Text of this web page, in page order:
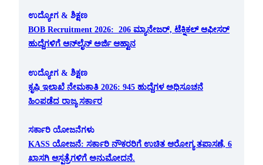
ಉದ್ಯೋಗ & ಶಿಕ್ಷಣ
BOB Recruitment 2026: 206 ಮ್ಯಾನೇಜರ್, ಟೆಕ್ನಿಕಲ್ ಆಫೀಸರ್
ಹುದ್ದೆಗಳಿಗೆ ಆನ್‌ಲೈನ್ ಅರ್ಜಿ ಆಹ್ವಾನ
ಉದ್ಯೋಗ & ಶಿಕ್ಷಣ
ಕೃಷಿ ಇಲಾಖೆ ನೇಮಕಾತಿ 2026: 945 ಹುದ್ದೆಗಳ ಅಧಿಸೂಚನೆ
ಹಿಂಪಡೆದ ರಾಜ್ಯ ಸರ್ಕಾರ
ಸರ್ಕಾರಿ ಯೋಜನೆಗಳು
KASS ಯೋಜನೆ: ಸರ್ಕಾರಿ ನೌಕರರಿಗೆ ಉಚಿತ ಆರೋಗ್ಯ ತಪಾಸಣೆ, 6
ಖಾಸಗಿ ಆಸ್ಪತ್ರೆಗಳಿಗೆ ಅನುಮೋದನೆ.